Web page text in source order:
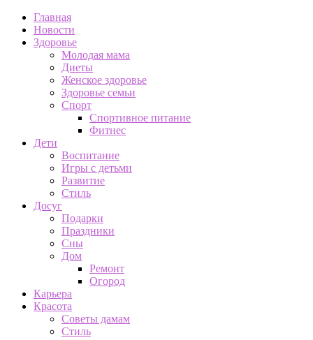
Главная
Новости
Здоровье
Молодая мама
Диеты
Женское здоровье
Здоровье семьи
Спорт
Спортивное питание
Фитнес
Дети
Воспитание
Игры с детьми
Развитие
Стиль
Досуг
Подарки
Праздники
Сны
Дом
Ремонт
Огород
Карьера
Красота
Советы дамам
Стиль